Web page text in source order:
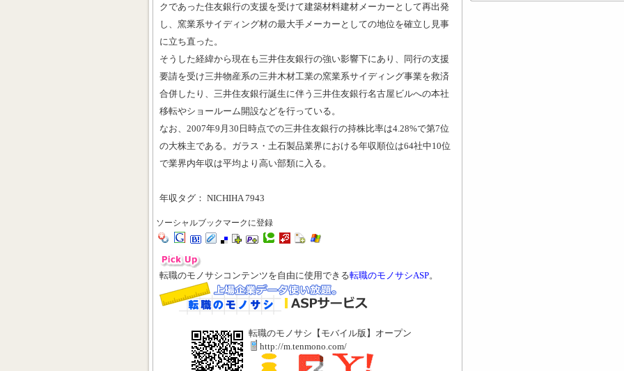
クであった住友銀行の支援を受けて建築材料建材メーカーとして再出発
し、窯業系サイディング材の最大手メーカーとしての地位を確立し見事
に立ち直った。
そうした経緯から現在も三井住友銀行の強い影響下にあり、同行の支援
要請を受け三井物産系の三井木材工業の窯業系サイディング事業を救済
合併したり、三井住友銀行誕生に伴う三井住友銀行名古屋ビルへの本社
移転やショールーム開設などを行っている。
なお、2007年9月30日時点での三井住友銀行の持株比率は4.28%で第7位
の大株主である。ガラス・土石製品業界における年収順位は64社中10位
で業界内年収は平均より高い部類に入る。
年収タグ： NICHIHA 7943
ソーシャルブックマークに登録
転職のモノサシコンテンツを自由に使用できる転職のモノサシASP。
転職のモノサシ【モバイル版】オープン
http://m.tenmono.com/